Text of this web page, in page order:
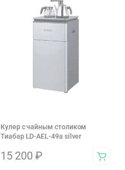
Кулер с чайным столиком
Тиабар LD-AEL-49a silver
15 200 ₽